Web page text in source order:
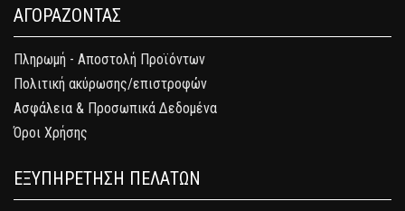
ΑΓΟΡΑΖΟΝΤΑΣ
Πληρωμή - Αποστολή Προϊόντων
Πολιτική ακύρωσης/επιστροφών
Ασφάλεια & Προσωπικά Δεδομένα
Όροι Χρήσης
ΕΞΥΠΗΡΕΤΗΣΗ ΠΕΛΑΤΩΝ